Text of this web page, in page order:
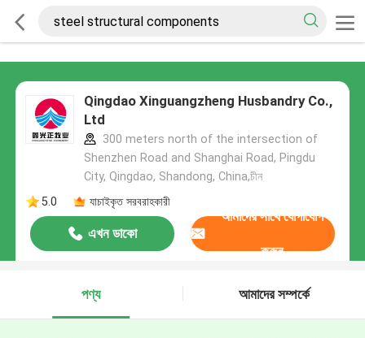
Qingdao Xinguangzheng Husbandry Co.,
Ltd
300 meters north of the intersection of
Shenzhen Road and Shanghai Road, Pingdu
City, Qingdao, Shandong, China,চীন
5.0
যাচাইকৃত সরবরাহকারী
এখন ডাকো
আমাদের সাথে যোগাযোগ
করুন
পণ্য আমাদের সম্পর্কে